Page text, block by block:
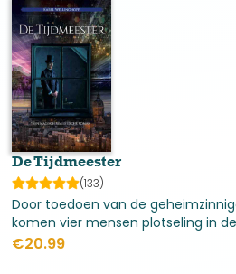
De Tijdmeester
(133)
Door toedoen van de
komen vier mensen plotseling in
de rand van de twintigste eeuw
€20.99